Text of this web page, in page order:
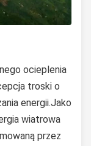
ocieplenia
troski o
energii.Jako
wiatrowa
przez